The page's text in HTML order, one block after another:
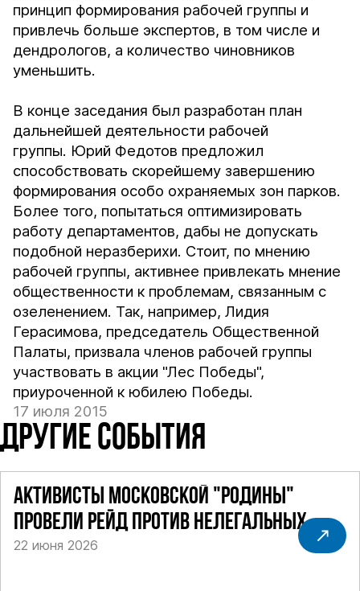
принцип формирования рабочей группы и
привлечь больше экспертов, в том числе и
дендрологов, а количество чиновников
уменьшить.
В конце заседания был разработан план
дальнейшей деятельности рабочей
группы. Юрий Федотов предложил
способствовать скорейшему завершению
формирования особо охраняемых зон парков.
Более того, попытаться оптимизировать
работу департаментов, дабы не допускать
подобной неразберихи. Стоит, по мнению
рабочей группы, активнее привлекать мнение
общественности к проблемам, связанным с
озеленением. Так, например, Лидия
Герасимова, председатель Общественной
Палаты, призвала членов рабочей группы
участвовать в акции "Лес Победы",
приуроченной к юбилею Победы.
17 июля 2015
ДРУГИЕ СОБЫТИЯ
АКТИВИСТЫ МОСКОВСКОЙ "РОДИНЫ"
ПРОВЕЛИ РЕЙД ПРОТИВ НЕЛЕГАЛЬНЫХ
ТАКСИ
22 июня 2026